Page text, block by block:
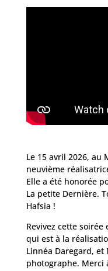
Le 15 avril 2026, au
neuvième
Elle a été honorée
La petite Dernière.
Hafsia !
Revivez cette soirée
qui est à la
Linnéa Daregard,
photographe. Merci